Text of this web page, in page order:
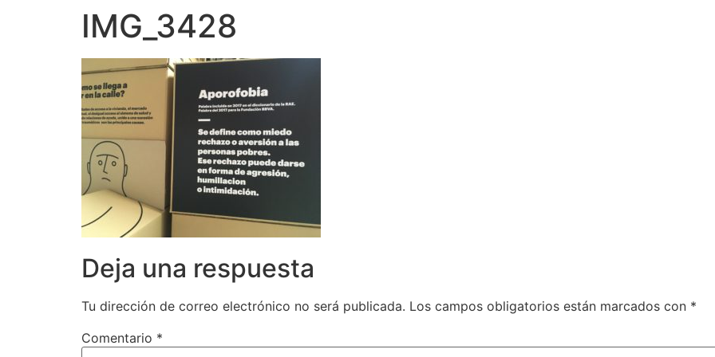
IMG_3428
Deja una respuesta
Tu dirección de correo electrónico no será publicada. Los campos obligatorios están marcados con *
Comentario *